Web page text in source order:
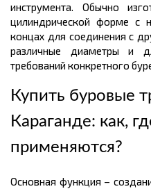
инструмента. Обычно
цилиндрической форме с
концах для соединения с
различные диаметры и
требований конкретного
Купить буровые
Караганде: как,
применяются?
Основная функция –